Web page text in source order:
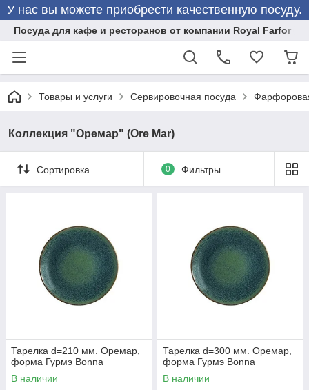
У нас вы можете приобрести качественную посуду.
Посуда для кафе и ресторанов от компании Royal Farfor
Товары и услуги Сервировочная посуда
Коллекция "Оремар" (Ore Mar)
Сортировка 0 Фильтры
Тарелка d=210 мм. Оремар,
форма Гурмэ Bonna
В наличии
Тарелка d=300 мм. Оремар,
форма Гурмэ Bonna
В наличии